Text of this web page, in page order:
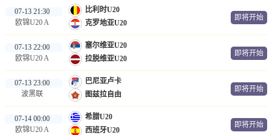
07-13 21:30
欧锦U20 A
比利时U20
克罗地亚U20
即将开始
07-13 22:00
欧锦U20 A
塞尔维亚U20
拉脱维亚U20
即将开始
07-13 23:00
波黑联
巴尼亚卢卡
图兹拉自由
即将开始
07-14 00:00
欧锦U20 A
希腊U20
西班牙U20
即将开始